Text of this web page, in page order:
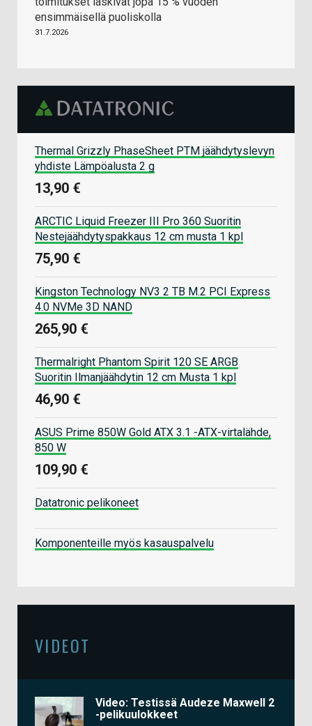
ensimmäisellä puoliskolla
31.7.2026
Thermal Grizzly PhaseSheet PTM jäähdytyslevyn
yhdiste Lämpöalusta 2 g
13,90 €
ARCTIC Liquid Freezer III Pro 360 Suoritin
Nestejäähdytyspakkaus 12 cm musta 1 kpl
75,90 €
Kingston Technology NV3 2 TB M.2 PCI Express
4.0 NVMe 3D NAND
265,90 €
Thermalright Phantom Spirit 120 SE ARGB
Suoritin Ilmanjäähdytin 12 cm Musta 1 kpl
46,90 €
ASUS Prime 850W Gold ATX 3.1 -ATX-virtalähde,
850 W
109,90 €
Datatronic pelikoneet
Komponenteille myös kasauspalvelu
VIDEOT
Video: Testissä Audeze Maxwell 2
-pelikuulokkeet